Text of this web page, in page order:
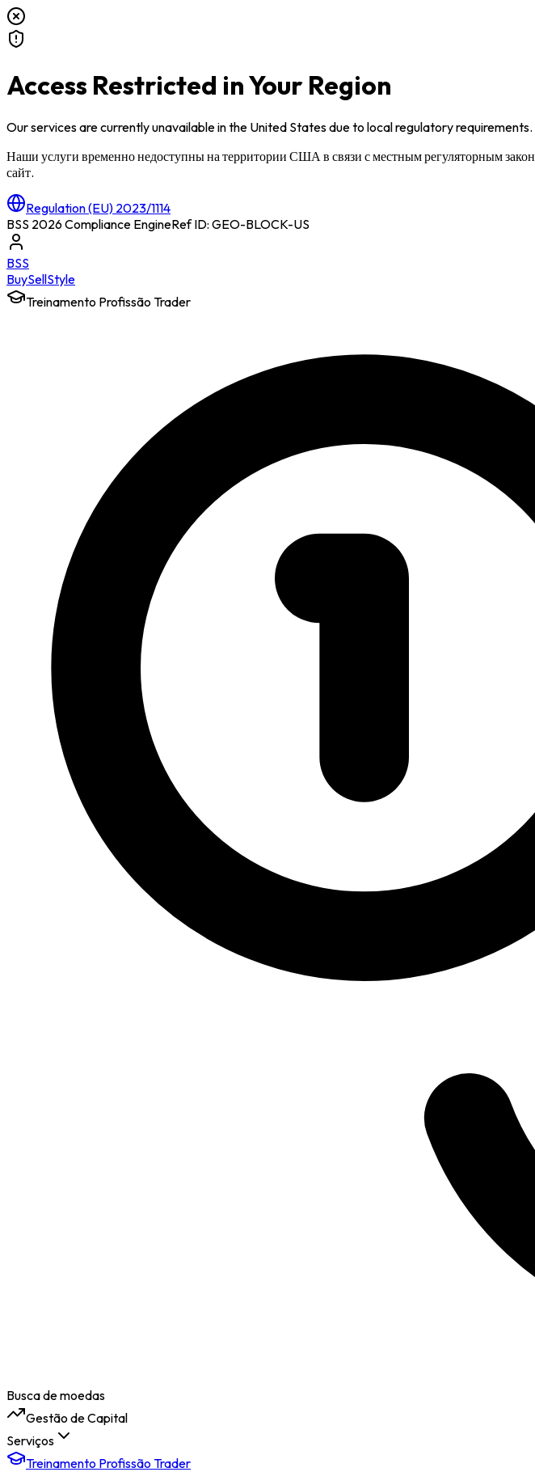
Access Restricted in Your Region
Our services are currently unavailable inthe United Statesdue to local regulatory
Наши услуги временно недоступны на территории США в связи с местным регуляторным
сайт.
Regulation (EU) 2023/1114
BSS 2026 Compliance EngineRef ID: GEO-BLOCK-US
BSS
BuySellStyle
Treinamento Profissão Trader
Busca de moedas
Gestão de Capital
Serviços
Treinamento Profissão Trader